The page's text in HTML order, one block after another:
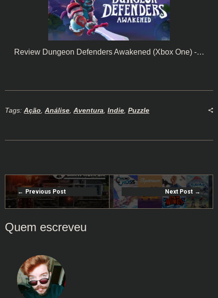
Review Dungeon Defenders Awakened (Xbox One) -…
Tags: Ação, Análise, Aventura, Indie, Puzzle
Previous Post Next Post